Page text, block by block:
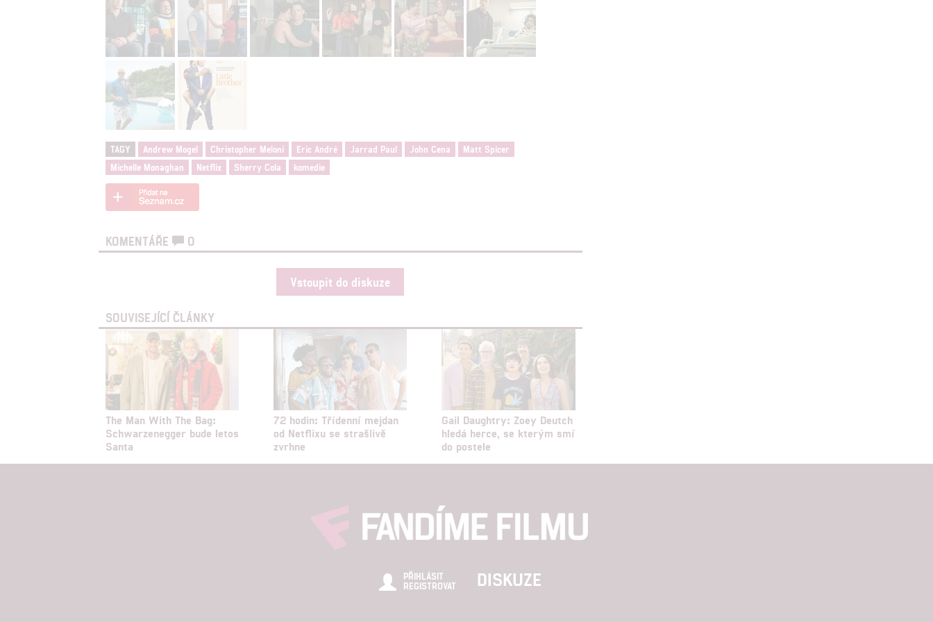
TAGY Andrew Mogel Christopher Meloni Eric André Jarrad Paul John Cena
Matt Spicer
Michelle Monaghan
Netflix Sherry Cola komedie
KOMENTÁŘE 0
Vstoupit do diskuze
SOUVISEJÍCÍ ČLÁNKY
The Man With The Bag:
Schwarzenegger bude letos
Santa
72 hodin: Třídenní mejdan
od Netflixu se strašlivě
zvrhne
Gail Daughtry: Zoey Deutch
hledá herce, se kterým smí
do postele
PŘIHLÁSIT
REGISTROVAT
DISKUZE
možnost: Zajištění bezpečnosti, předcházení a zjišťování podvodů a odstraňování chyb,
Poskytování a zobrazování reklamy a obsahu